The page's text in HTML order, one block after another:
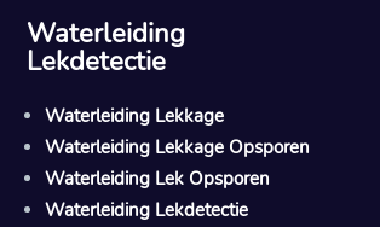
Waterleiding
Lekdetectie
Waterleiding Lekkage
Waterleiding Lekkage Opsporen
Waterleiding Lek Opsporen
Waterleiding Lekdetectie